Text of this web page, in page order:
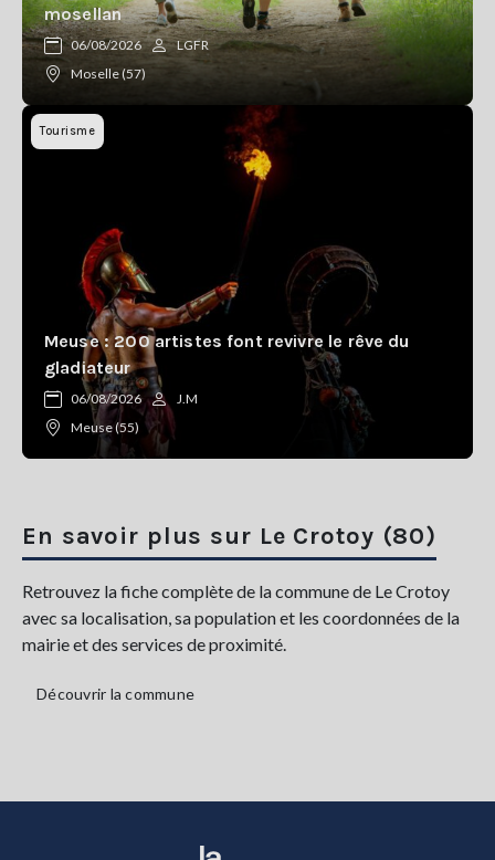
mosellan
06/08/2026
LGFR
Moselle (57)
Tourisme
Meuse : 200 artistes font revivre le rêve du
gladiateur
06/08/2026
J.M
Meuse (55)
En savoir plus sur Le Crotoy (80)
Retrouvez la fiche complète de la commune de Le Crotoy
avec sa localisation, sa population et les coordonnées de la
mairie et des services de proximité.
Découvrir la commune